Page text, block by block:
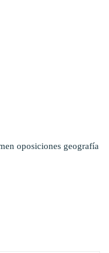
oposiciones geografía